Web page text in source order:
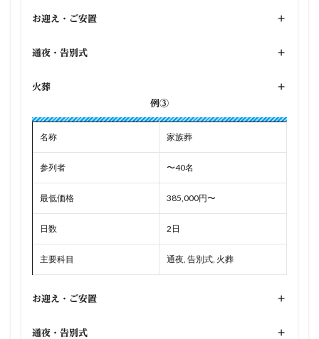
お迎え・ご安置 +
通夜・告別式 +
火葬
+
例③
名称 家族葬
参列者 〜40名
最低価格 385,000円〜
日数 2日
主要科目 通夜, 告別式, 火葬
お迎え・ご安置 +
通夜・告別式 +